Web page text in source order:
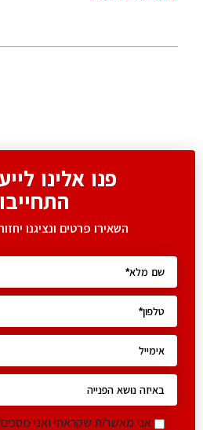
פנו אלינו
השאירו פרטים ונציגנו
אני מאשר/ת שקראתי ואני